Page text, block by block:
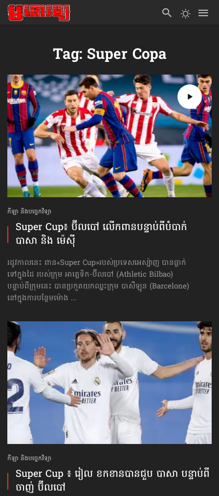
Tag: Super Copa
កីឡា និងបច្ចេកវិទ្យា
Super Cup៖ ប៊ីលបៅ លើកពាន​បន្ទាប់ពី​បំបាក់
បាសា និង ម៉េស៊ី
រដូវកាលនេះ ពាន«Super Cup»​របស់ប្រទេសអេស្ប៉ាញ បានធ្លាក់
ទៅក្នុងដៃ របស់ក្រុម អាត្លេទិក-ប៊ីលបៅ (Athletic Bilbao)
បន្ទាប់ពីក្រុមនេះ បានប្រកួត​យកឈ្នះក្រុម បាសឺឡូន (Barcelone)
នៅក្នុងការបន្ថែម​ម៉ោង ...
កីឡា និងបច្ចេកវិទ្យា
Super Cup ៖ រៀល ខកខានបានជួប បាសា បន្ទាប់ពី​
ចាញ់ ប៊ីលបៅ